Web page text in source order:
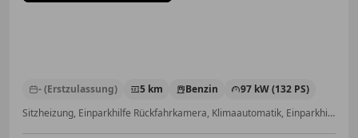
- (Erstzulassung) 5 km Benzin
97 kW (132 PS)
Sitzheizung, Einparkhilfe Rückfahrkamera, Klimaautomatik, Einparkhilfe Sensoren hinten, Getönte Scheiben, Scheckheftgepflegt, Radio, Navigationssystem